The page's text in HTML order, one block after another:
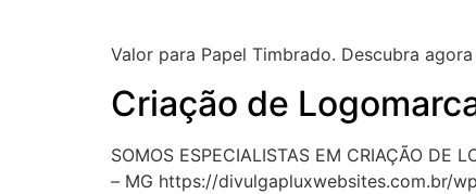
Valor para Papel Timbrado. Descubra
Criação de
SOMOS ESPECIALISTAS EM CRIAÇÃO DE
– MG https://divulgapluxwebsites.com.br/